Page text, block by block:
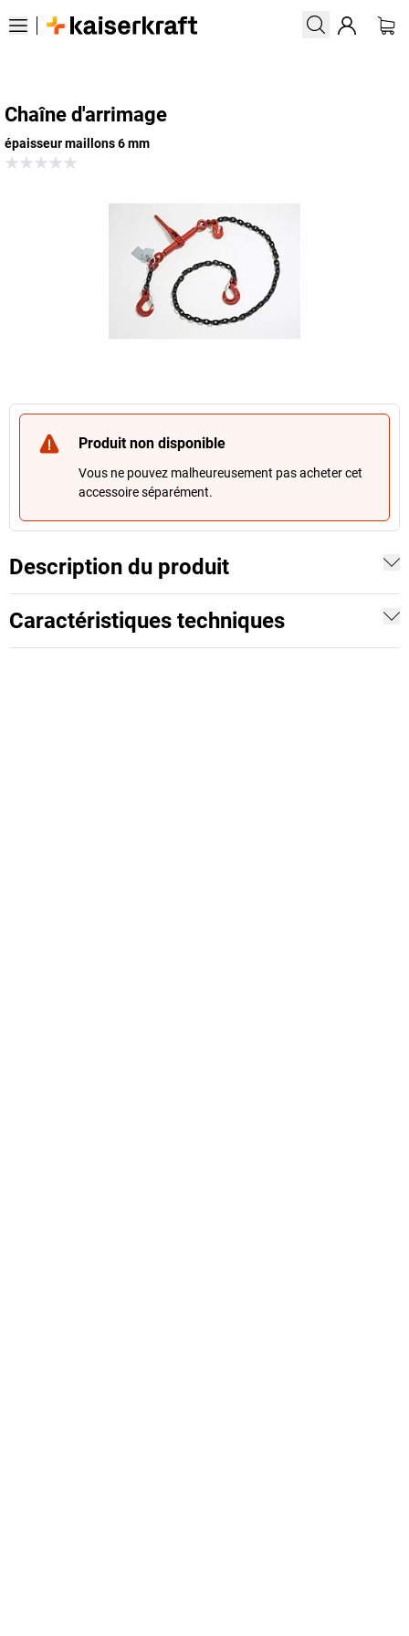
Chaîne d'arrimage
épaisseur maillons 6 mm
Produit non disponible
Vous ne pouvez malheureusement pas acheter cet
accessoire séparément.
Description du produit
Caractéristiques techniques